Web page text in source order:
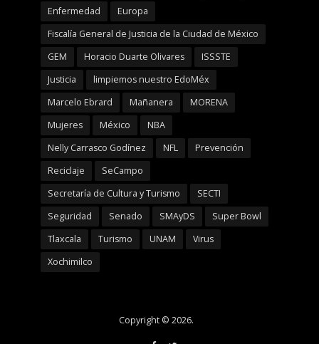
Enfermedad
Europa
Fiscalía General de Justicia de la Ciudad de México
GEM
Horacio Duarte Olivares
ISSSTE
Justicia
limpiemos nuestro EdoMéx
Marcelo Ebrard
Mañanera
MORENA
Mujeres
México
NBA
Nelly Carrasco Godínez
NFL
Prevención
Reciclaje
SeCampo
Secretaría de Cultura y Turismo
SECTI
Seguridad
Senado SMAyDS
Super Bowl
Tlaxcala
Turismo UNAM
Virus
Xochimilco
Copyright © 2026.